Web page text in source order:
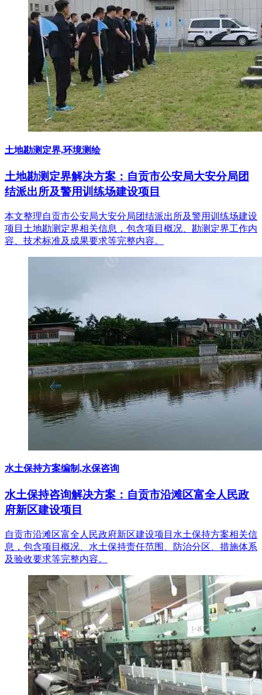
土地勘测定界,环境测绘
土地勘测定界解决方案：自贡市公安局大安分局团
结派出所及警用训练场建设项目
本文整理自贡市公安局大安分局团结派出所及警用训练场建设
项目土地勘测定界相关信息，包含项目概况、勘测定界工作内
容、技术标准及成果要求等完整内容。
水土保持方案编制,水保咨询
水土保持咨询解决方案：自贡市沿滩区富全人民政
府新区建设项目
自贡市沿滩区富全人民政府新区建设项目水土保持方案相关信
息，包含项目概况、水土保持责任范围、防治分区、措施体系
及验收要求等完整内容。